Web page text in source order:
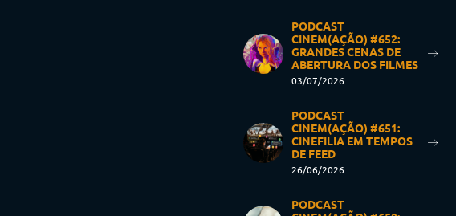
PODCAST
CINEM(AÇÃO) #652:
GRANDES CENAS DE
ABERTURA DOS FILMES
03/07/2026
PODCAST
CINEM(AÇÃO) #651:
CINEFILIA EM TEMPOS
DE FEED
26/06/2026
PODCAST